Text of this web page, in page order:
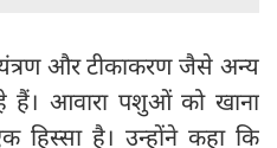
और टीकाकरण जैसे अन्य
हैं। आवारा पशुओं को खाना
हिस्सा है। उन्होंने कहा कि